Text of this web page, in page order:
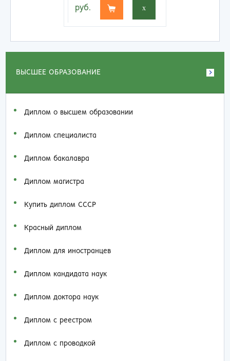
ВЫСШЕЕ ОБРАЗОВАНИЕ
Диплом о высшем образовании
Диплом специалиста
Диплом бакалавра
Диплом магистра
Купить диплом СССР
Красный диплом
Диплом для иностранцев
Диплом кандидата наук
Диплом доктора наук
Диплом с реестром
Диплом с проводкой
руб. x